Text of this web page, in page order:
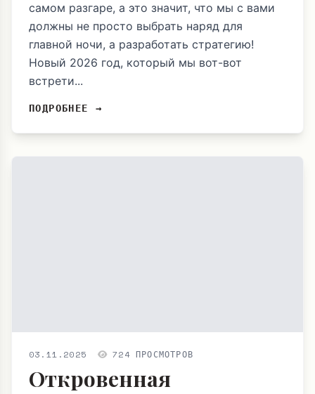
самом разгаре, а это значит, что мы с вами
должны не просто выбрать наряд для
главной ночи, а разработать стратегию!
Новый 2026 год, который мы вот-вот
встрети...
ПОДРОБНЕЕ →
03.11.2025 724 ПРОСМОТРОВ
Откровенная